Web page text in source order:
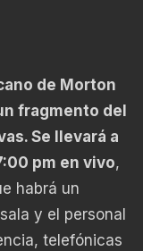
de Morton
fragmento del
Se llevará a
pm en vivo,
habrá un
y el personal
telefónicas